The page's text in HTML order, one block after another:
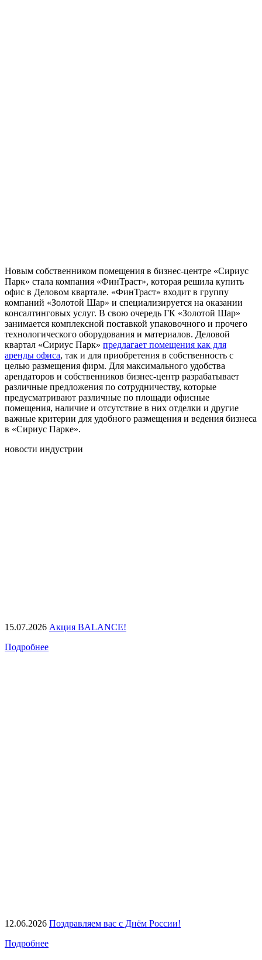
Новым собственником помещения в бизнес-центре «Сириус
Парк» стала компания «ФинТраст», которая решила купить
офис в Деловом квартале. «ФинТраст» входит в группу
компаний «Золотой Шар» и специализируется на оказании
консалтинговых услуг. В свою очередь ГК «Золотой Шар»
занимается комплексной поставкой упаковочного и прочего
технологического оборудования и материалов. Деловой
квартал «Сириус Парк» предлагает помещения как для
аренды офиса, так и для приобретения в собственность с
целью размещения фирм. Для максимального удобства
арендаторов и собственников бизнес-центр разрабатывает
различные предложения по сотрудничеству, которые
предусматривают различные по площади офисные
помещения, наличие и отсутствие в них отделки и другие
важные критерии для удобного размещения и ведения бизнеса
в «Сириус Парке».
новости индустрии
15.07.2026 Акция BALANCE!
Подробнее
12.06.2026 Поздравляем вас с Днём России!
Подробнее